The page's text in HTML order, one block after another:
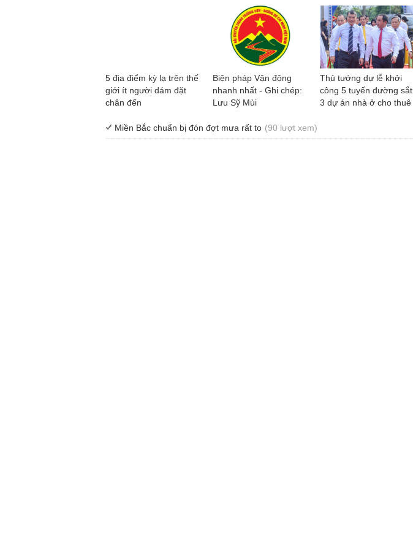
5 địa điểm kỳ lạ trên thế
giới ít người dám đặt
chân đến
Biện pháp Vận động
nhanh nhất - Ghi chép:
Lưu Sỹ Mùi
Thủ tướng dự lễ khởi
công 5 tuyến đường sắt,
3 dự án nhà ở cho thuê
Miền Bắc chuẩn bị đón đợt mưa rất to (90 lượt xem)